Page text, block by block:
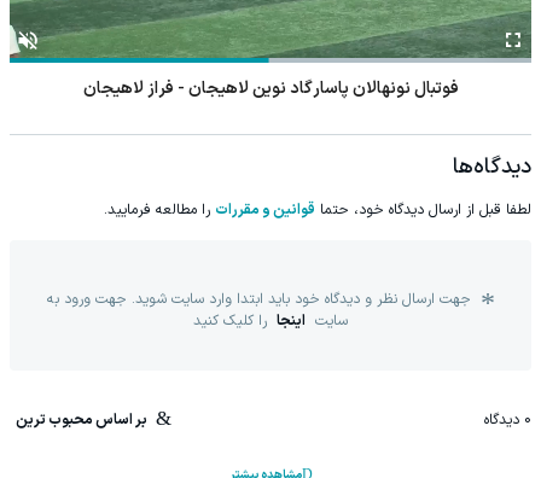
فوتبال نونهالان پاسارگاد نوین لاهیجان - فراز لاهیجان
دیدگاه‌ها
لطفا قبل از ارسال دیدگاه خود، حتما قوانین و مقررات را مطالعه فرمایید.
جهت ارسال نظر و دیدگاه خود باید ابتدا وارد سایت شوید. جهت ورود به
سایت اینجا را کلیک کنید
0 دیدگاه بر اساس محبوب ترین